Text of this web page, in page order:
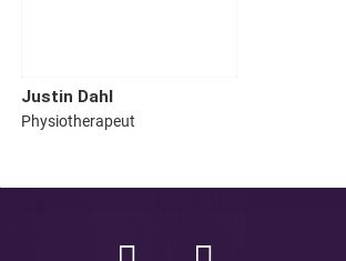
Justin Dahl
Physiotherapeut